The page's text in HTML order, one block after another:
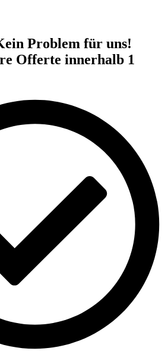
Problem für uns!
Offerte innerhalb 1